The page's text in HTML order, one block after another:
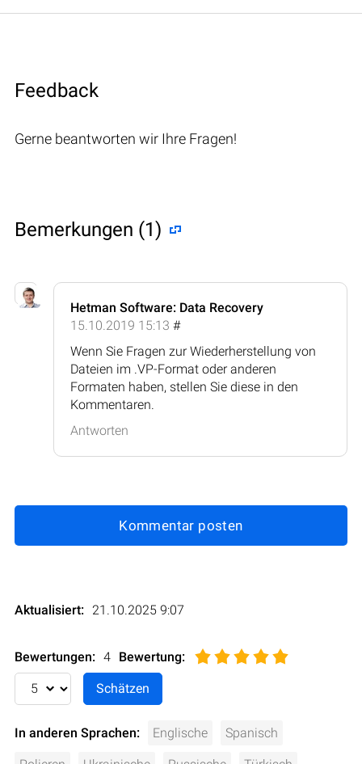
Feedback
Gerne beantworten wir Ihre Fragen!
Bemerkungen (1)
Hetman Software: Data Recovery
15.10.2019 15:13 #
Wenn Sie Fragen zur Wiederherstellung von
Dateien im .VP-Format oder anderen
Formaten haben, stellen Sie diese in den
Kommentaren.
Antworten
Kommentar posten
Aktualisiert: 21.10.2025 9:07
Bewertungen: 4 Bewertung:
In anderen Sprachen: Englische Spanisch